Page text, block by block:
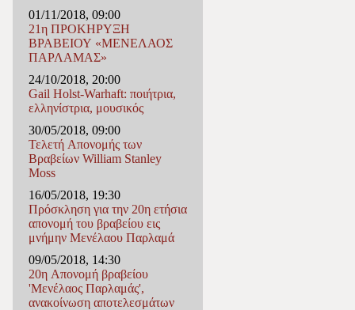
01/11/2018, 09:00
21η ΠΡΟΚΗΡΥΞΗ
ΒΡΑΒΕΙΟΥ «ΜΕΝΕΛΑΟΣ
ΠΑΡΛΑΜΑΣ»
24/10/2018, 20:00
Gail Holst-Warhaft: ποιήτρια,
ελληνίστρια, μουσικός
30/05/2018, 09:00
Τελετή Απονομής των
Βραβείων William Stanley
Moss
16/05/2018, 19:30
Πρόσκληση για την 20η ετήσια
απονομή του βραβείου εις
μνήμην Μενέλαου Παρλαμά
09/05/2018, 14:30
20η Απονομή βραβείου
'Μενέλαος Παρλαμάς',
ανακοίνωση αποτελεσμάτων